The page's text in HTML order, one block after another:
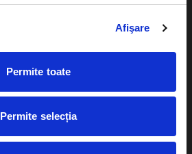
Afişare
Permite toate
Permite selecția
Ajutor
Cum comand bilete?